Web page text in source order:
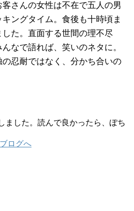
さんの女性は不在で五人の男
ングタイム。食後も十時頃ま
た。直面する世間の理不尽
なで語れば、笑いのネタに。
忍耐ではなく、分かち合いの
ました。読んで良かったら、ぽち